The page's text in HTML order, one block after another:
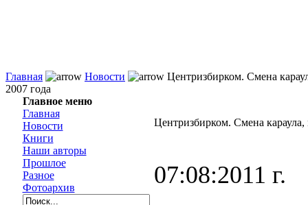
Главная Новости
Центризбирком. Смена
2007 года
Главное меню
Главная
Новости
Книги
Наши авторы
Прошлое
Разное
Фотоархив
Центризбирком. Смена караула,
07:08:2011 г.